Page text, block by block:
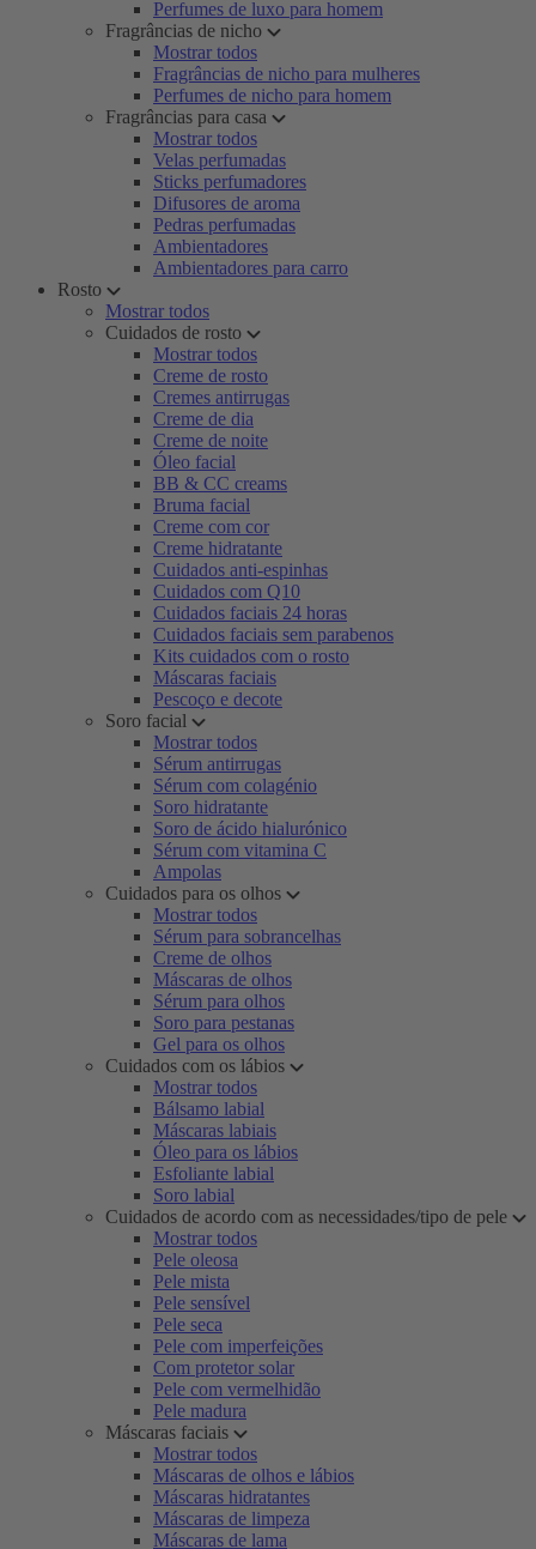
Perfumes de luxo para homem
Fragrâncias de nicho
Mostrar todos
Fragrâncias de nicho para mulheres
Perfumes de nicho para homem
Fragrâncias para casa
Mostrar todos
Velas perfumadas
Sticks perfumadores
Difusores de aroma
Pedras perfumadas
Ambientadores
Ambientadores para carro
Rosto
Mostrar todos
Cuidados de rosto
Mostrar todos
Creme de rosto
Cremes antirrugas
Creme de dia
Creme de noite
Óleo facial
BB & CC creams
Bruma facial
Creme com cor
Creme hidratante
Cuidados anti-espinhas
Cuidados com Q10
Cuidados faciais 24 horas
Cuidados faciais sem parabenos
Kits cuidados com o rosto
Máscaras faciais
Pescoço e decote
Soro facial
Mostrar todos
Sérum antirrugas
Sérum com colagénio
Soro hidratante
Soro de ácido hialurónico
Sérum com vitamina C
Ampolas
Cuidados para os olhos
Mostrar todos
Sérum para sobrancelhas
Creme de olhos
Máscaras de olhos
Sérum para olhos
Soro para pestanas
Gel para os olhos
Cuidados com os lábios
Mostrar todos
Bálsamo labial
Máscaras labiais
Óleo para os lábios
Esfoliante labial
Soro labial
Cuidados de acordo com as necessidades/tipo de pele
Mostrar todos
Pele oleosa
Pele mista
Pele sensível
Pele seca
Pele com imperfeições
Com protetor solar
Pele com vermelhidão
Pele madura
Máscaras faciais
Mostrar todos
Máscaras de olhos e lábios
Máscaras hidratantes
Máscaras de limpeza
Máscaras de lama